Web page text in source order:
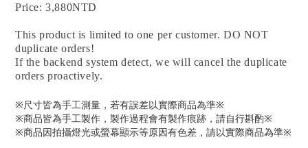
Price: 3,880NTD
This product is limited to one per customer. DO NOT
duplicate orders!
If the backend system detect, we will cancel the duplicate
orders proactively.
※尺寸皆為手工測量，若有誤差以實際商品為準※
※商品皆為手工製作，製作過程會有製作痕跡，請自行斟酌※
※商品因拍攝燈光或螢幕顯示等原因有色差，請以實際商品為準※